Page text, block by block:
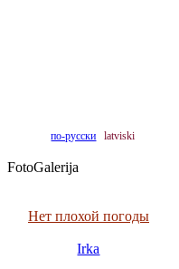
по-русски latviski
FotoGalerija
Нет плохой погоды
Irka